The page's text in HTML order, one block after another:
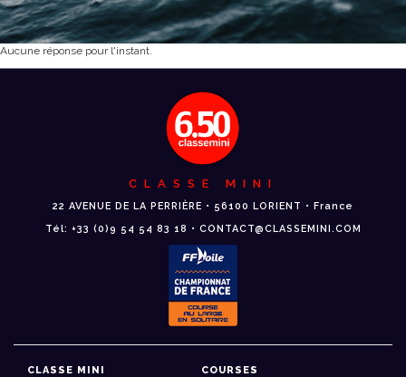
Aucune réponse pour l'instant.
CLASSE MINI
22 AVENUE DE LA PERRIÈRE • 56100 LORIENT • France
Tél: +33 (0)9 54 54 83 18 • CONTACT@CLASSEMINI.COM
CLASSE MINI
COURSES